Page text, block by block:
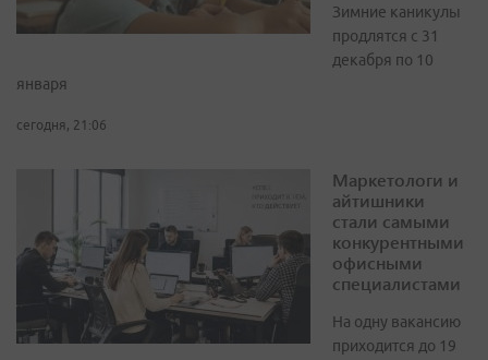
Зимние каникулы
продлятся с 31
декабря по 10
января
сегодня, 21:06
Маркетологи и
айтишники
стали самыми
конкурентными
офисными
специалистами
На одну вакансию
приходится до 19